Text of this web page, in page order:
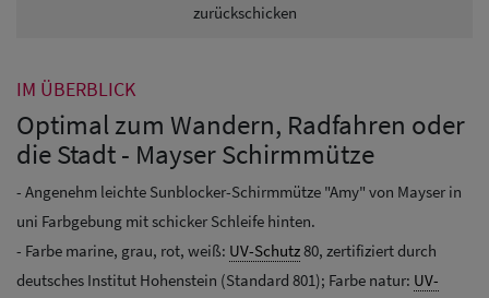
zurückschicken
IM ÜBERBLICK
Optimal zum Wandern, Radfahren oder
die Stadt - Mayser Schirmmütze
- Angenehm leichte Sunblocker-Schirmmütze "Amy" von Mayser in
uni Farbgebung mit schicker Schleife hinten.
- Farbe marine, grau, rot, weiß: UV-Schutz80, zertifiziert durch
deutsches Institut Hohenstein (Standard 801); Farbe natur: UV-